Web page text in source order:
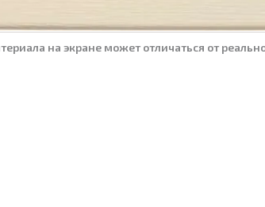
на экране может отличаться от